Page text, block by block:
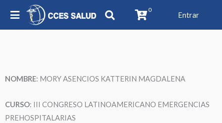
0
Entrar
NOMBRE: MORY ASENCIOS KATTERIN MAGDALENA
CURSO: III CONGRESO LATINOAMERICANO EMERGENCIAS
PREHOSPITALARIAS